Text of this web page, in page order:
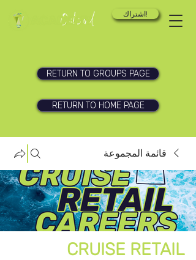
اشتراك!
RETURN TO GROUPS PAGE
RETURN TO HOME PAGE
قائمة المجموعة
CRUISE RETAIL